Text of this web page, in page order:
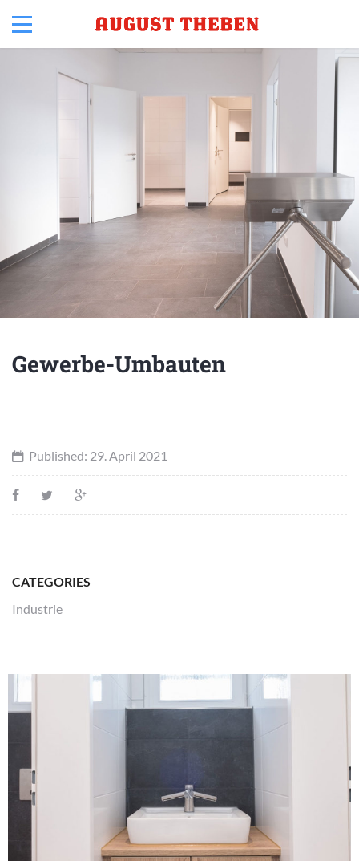
Gewerbe-Umbauten
Published: 29. April 2021
CATEGORIES
Industrie